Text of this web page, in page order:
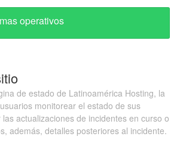
operativos
de estado de Latinoamérica Hosting, la
monitorear el estado de sus
actualizaciones de incidentes en curso o
además, detalles posteriores al incidente.